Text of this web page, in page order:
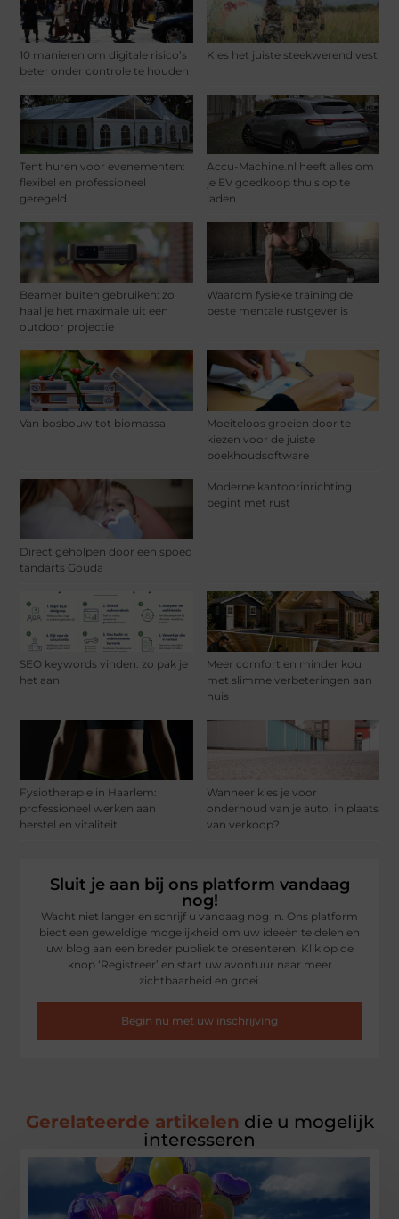
10 manieren om digitale risico’s
beter onder controle te houden
Kies het juiste steekwerend vest
Tent huren voor evenementen:
flexibel en professioneel
geregeld
Accu-Machine.nl heeft alles om
je EV goedkoop thuis op te
laden
Beamer buiten gebruiken: zo
haal je het maximale uit een
outdoor projectie
Waarom fysieke training de
beste mentale rustgever is
Van bosbouw tot biomassa
Moeiteloos groeien door te
kiezen voor de juiste
boekhoudsoftware
Direct geholpen door een spoed
tandarts Gouda
Moderne kantoorinrichting
begint met rust
SEO keywords vinden: zo pak je
het aan
Meer comfort en minder kou
met slimme verbeteringen aan
huis
Fysiotherapie in Haarlem:
professioneel werken aan
herstel en vitaliteit
Wanneer kies je voor
onderhoud van je auto, in plaats
van verkoop?
Sluit je aan bij ons platform vandaag
nog!
Wacht niet langer en schrijf u vandaag nog in. Ons platform
biedt een geweldige mogelijkheid om uw ideeën te delen en
uw blog aan een breder publiek te presenteren. Klik op de
knop ‘Registreer’ en start uw avontuur naar meer
zichtbaarheid en groei.
Begin nu met uw inschrijving
Gerelateerde artikelen die u mogelijk
interesseren